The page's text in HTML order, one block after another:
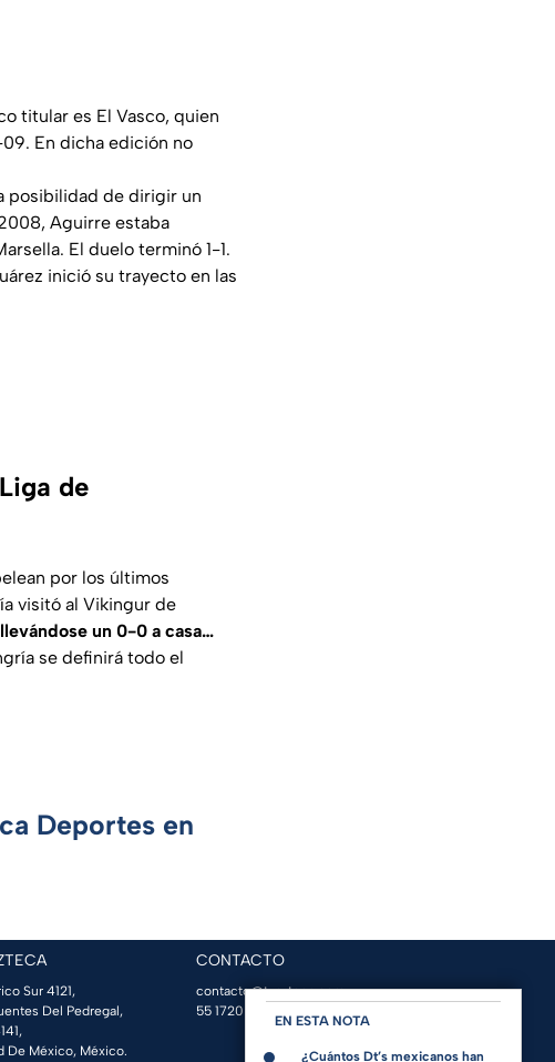
EN ESTA NOTA
¿Cuántos Dt’s mexicanos han
titular es El Vasco, quien
En dicha edición no
posibilidad de dirigir un
Aguirre estaba
El duelo terminó 1-1.
inició su trayecto en las
de
por los últimos
visitó al Vikingur de
un 0-0 a casa…
se definirá todo el
Deportes en
Sur 4121,
Del Pedregal,
De México, México.
CONTACTO
contacto@tvazteca.com
55 1720 1313